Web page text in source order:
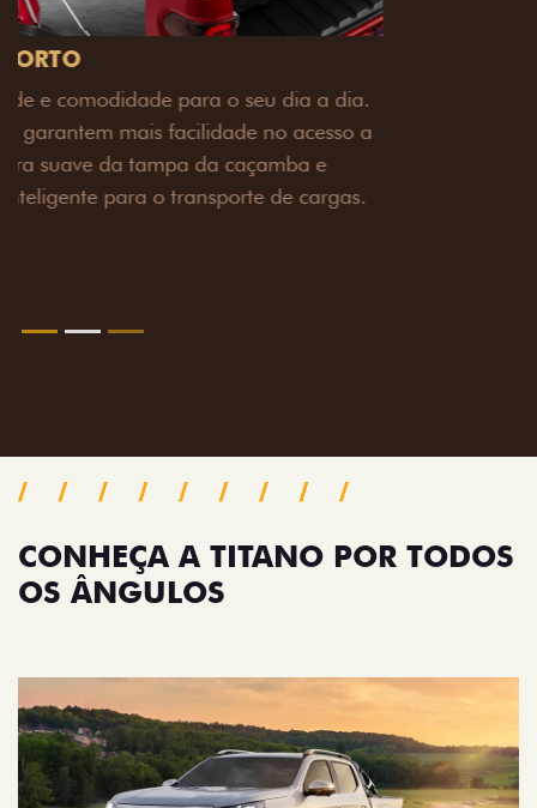
PACK OFF-ROAD
Prepare sua picape para qualquer desafio. O Pack
off-road combina engate de reboque para até 3,5
toneladas, alargadores de para-lamas e overbumper,
oferecendo mais capacidade de reboque, proteção
CONHEÇA A TITANO POR TODOS
OS ÂNGULOS